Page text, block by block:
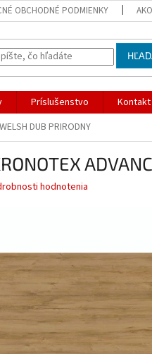
OBCHODNÉ PODMIENKY
Príslušenstvo
Kontakt
DUB PRIRODNY
hodnotenia